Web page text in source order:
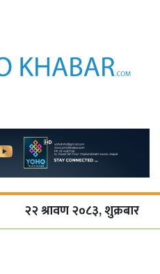
२२ श्रावण २०८३, शुक्रबार